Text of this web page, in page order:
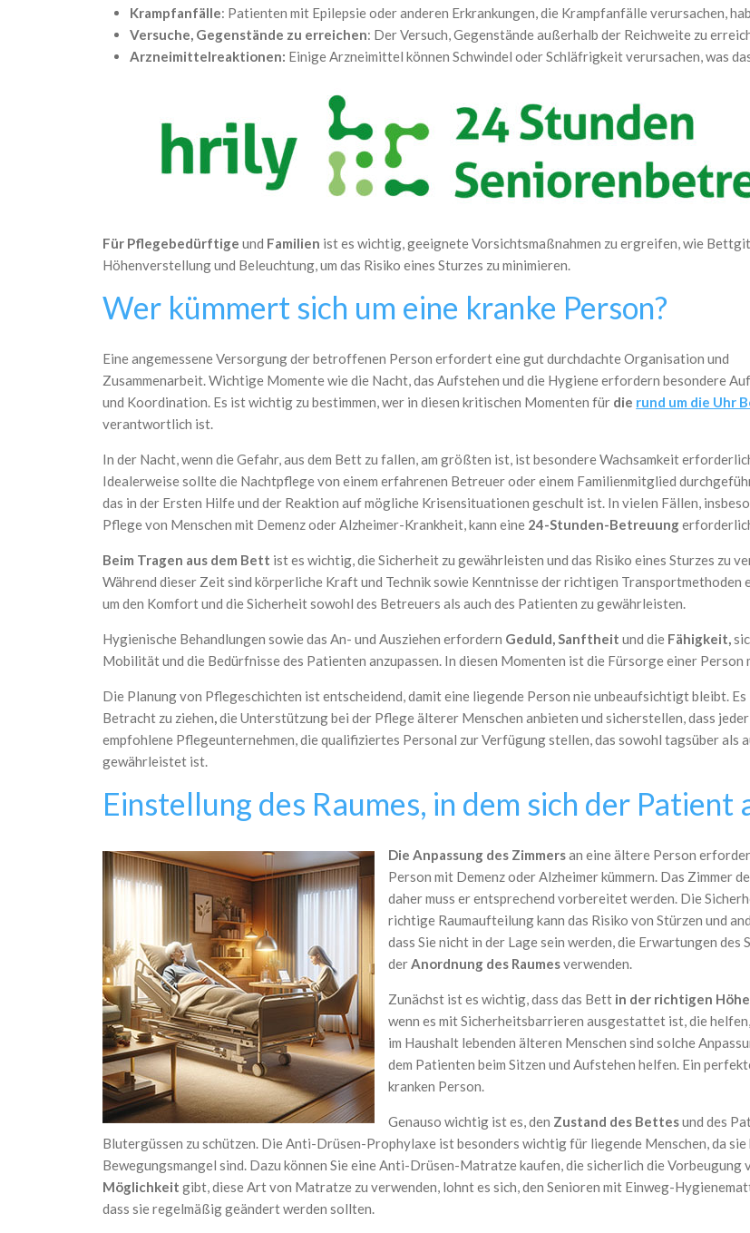
Krampfanfälle: Patienten mit Epilepsie oder anderen Erkrankungen, die Krampfanfälle verursachen,
Versuche, Gegenstände zu erreichen: Der Versuch, Gegenstände außerhalb der Reichweite zu
Arzneimittelreaktionen: Einige Arzneimittel können Schwindel oder Schläfrigkeit verursachen, was
Für Pflegebedürftigeund Familien ist es wichtig, geeignete Vorsichtsmaßnahmen zu ergreifen, wie
Höhenverstellung und Beleuchtung, um das Risiko eines Sturzes zu minimieren.
Wer kümmert sich um eine kranke Person?
Eine angemessene Versorgung der betroffenen Person erfordert eine gut durchdachte Organisation und
Zusammenarbeit. Wichtige Momentewie die Nacht, das Aufstehen und die Hygiene erfordern besondere
und Koordination. Es ist wichtig zu bestimmen, wer in diesen kritischen Momenten für die rund um die Uhr
verantwortlich ist.
In der Nacht, wenn die Gefahr, aus dem Bett zu fallen, am größten ist, ist besondere Wachsamkeit
Idealerweise sollte die Nachtpflege von einem erfahrenen Betreuer oder einem Familienmitglied
das in der Ersten Hilfe und der Reaktion auf mögliche Krisensituationen geschult ist. In vielen Fällen,
Pflege von Menschen mit Demenz oder Alzheimer-Krankheit, kann eine 24-Stunden-Betreuung
Beim Tragen aus dem Bett ist es wichtig, die Sicherheit zu gewährleisten und das Risiko eines Sturzes zu
Während dieser Zeit sind körperliche Kraft und Technik sowie Kenntnisse der richtigen Transportmethoden
um den Komfort und die Sicherheit sowohl des Betreuers als auch des Patienten zu gewährleisten.
Hygienische Behandlungen sowie das An- und Ausziehen erfordern Geduld, Sanftheitund die Fähigkeit,
Mobilität und die Bedürfnisse des Patienten anzupassen. In diesen Momenten ist die Fürsorge einer
Die Planung von Pflegeschichten ist entscheidend, damit eine liegende Person nie unbeaufsichtigt bleibt.
Betracht zu ziehen,die Unterstützung bei der Pflege älterer Menschen anbieten und sicherstellen, dass
empfohlene Pflegeunternehmen, die qualifiziertes Personal zur Verfügung stellen, das sowohl tagsüber als
gewährleistet ist.
Einstellung des Raumes, in dem sich der Patient
Die Anpassung des Zimmersan eine ältere Person
Person mit Demenz oder Alzheimer kümmern. Das Zimmer
daher muss er entsprechend vorbereitet werden. Die
richtige Raumaufteilung kann das Risiko von Stürzen und
dass Sie nicht in der Lage sein werden, die Erwartungen
derAnordnung des Raumesverwenden.
Zunächst ist es wichtig, dass das Bett in der richtigen Höhe
wenn es mit Sicherheitsbarrieren ausgestattet ist, die
im Haushalt lebenden älteren Menschen sind solche
dem Patienten beim Sitzen und Aufstehen helfen. Ein
kranken Person.
Genauso wichtig ist es, den Zustand des Bettesund des
Blutergüssen zu schützen. Die Anti-Drüsen-Prophylaxe ist besonders wichtig für liegende Menschen, da
Bewegungsmangel sind. Dazu können Sie eine Anti-Drüsen-Matratze kaufen, die sicherlich die
Möglichkeit gibt, diese Art von Matratze zu verwenden, lohnt es sich, den Senioren mit Einweg-
dass sie regelmäßig geändert werden sollten.